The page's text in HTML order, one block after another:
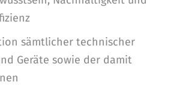
sämtlicher technischer
Geräte sowie der damit